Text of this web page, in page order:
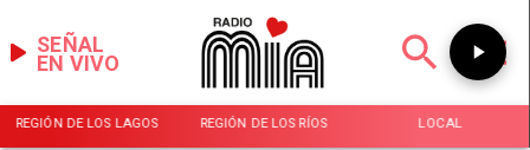
EN VIVO
SEÑAL
REGIÓN DE LOS LAGOS REGIÓN DE LOS RÍOS LOCAL